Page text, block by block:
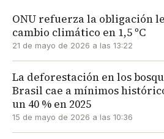
ONU refuerza la obligación
cambio climático en 1,5 ºC
21 de mayo de 2026 a las 13:22
La deforestación en los
Brasil cae a mínimos
un 40 % en 2025
15 de mayo de 2026 a las 10:36